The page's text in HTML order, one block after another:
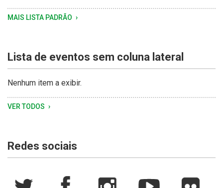
do
Sul,
às
margens
da
dos
São
José
Rio
Grande
do
Plataforma
de
Tramandaí,
Rio
Grande
Sul,
sob
céu
MAIS LISTA PADRÃO
Lista de eventos sem coluna lateral
Nenhum item a exibir.
VER TODOS
Redes sociais